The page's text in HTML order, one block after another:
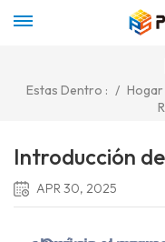
Estas Dentro : / Hogar
Introducción
APR 30, 2025